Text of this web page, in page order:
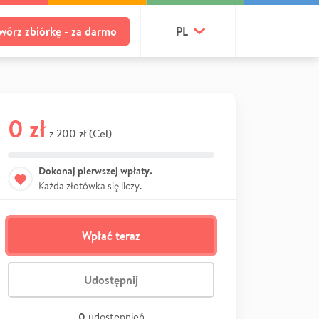
zbiórkę - za darmo PL
0 zł z 200 zł (Cel)
Dokonaj pierwszej wpłaty.
Każda złotówka się liczy.
Wpłać teraz
Udostępnij